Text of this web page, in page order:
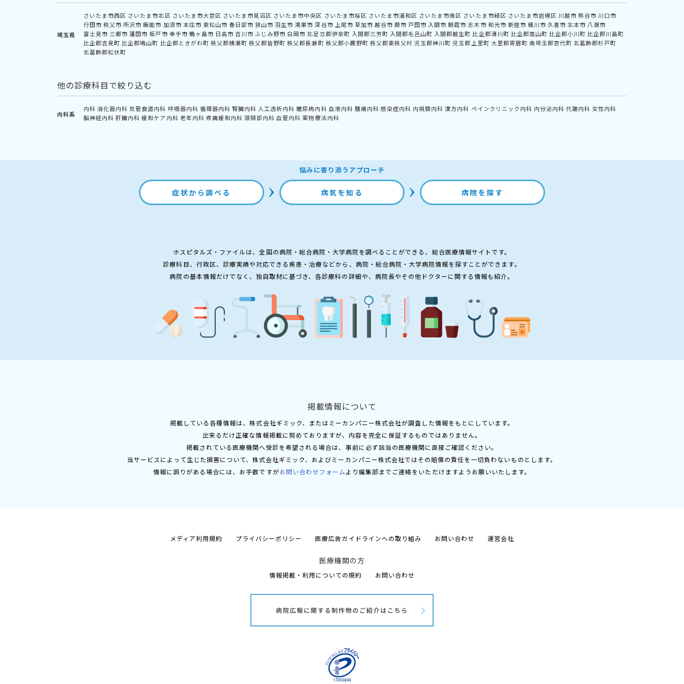
埼玉県
さいたま市西区 さいたま市北区 さいたま市大宮区 さいたま市見沼区 さいたま市中央区 さいたま市桜区 さいたま市浦和区 さいたま市南区 さいたま市緑区 さいたま市岩槻区 川越市 熊谷市 川口市
行田市 秩父市 所沢市 飯能市 加須市 本庄市 東松山市 春日部市 狭山市 羽生市 鴻巣市 深谷市 上尾市 草加市 越谷市 蕨市 戸田市 入間市 朝霞市 志木市 和光市 新座市 桶川市 久喜市 北本市 八潮市
富士見市 三郷市 蓮田市 坂戸市 幸手市 鶴ヶ島市 日高市 吉川市 ふじみ野市 白岡市 北足立郡伊奈町 入間郡三芳町 入間郡毛呂山町 入間郡越生町 比企郡滑川町 比企郡嵐山町 比企郡小川町 比企郡川島町
比企郡吉見町 比企郡鳩山町 比企郡ときがわ町 秩父郡横瀬町 秩父郡皆野町 秩父郡長瀞町 秩父郡小鹿野町 秩父郡東秩父村 児玉郡神川町 児玉郡上里町 大里郡寄居町 南埼玉郡宮代町 北葛飾郡杉戸町
北葛飾郡松伏町
他の診療科目で絞り込む
内科系
内科 消化器内科 気管食道内科 呼吸器内科 循環器内科 腎臓内科 人工透析内科 糖尿病内科 血液内科 腫瘍内科 感染症内科 内視鏡内科 漢方内科 ペインクリニック内科 内分泌内科 代謝内科 女性内科
脳神経内科 肝臓内科 緩和ケア内科 老年内科 疼痛緩和内科 頭頸部内科 血管内科 薬物療法内科
悩みに寄り添うアプローチ
症状から調べる 病気を知る 病院を探す
ホスピタルズ・ファイルは、全国の病院・総合病院・大学病院を調べることができる、総合医療情報サイトです。
診療科目、行政区、診療実績や対応できる疾患・治療などから、病院・総合病院・大学病院情報を探すことができます。
病院の基本情報だけでなく、独自取材に基づき、各診療科の詳細や、病院長やその他ドクターに関する情報も紹介。
掲載情報について
掲載している各種情報は、株式会社ギミック、またはミーカンパニー株式会社が調査した情報をもとにしています。
出来るだけ正確な情報掲載に努めておりますが、内容を完全に保証するものではありません。
掲載されている医療機関へ受診を希望される場合は、事前に必ず該当の医療機関に直接ご確認ください。
当サービスによって生じた損害について、株式会社ギミック、およびミーカンパニー株式会社ではその賠償の責任を一切負わないものとします。
情報に誤りがある場合には、お手数ですがお問い合わせフォームより編集部までご連絡をいただけますようお願いいたします。
メディア利用規約 プライバシーポリシー 医療広告ガイドラインへの取り組み お問い合わせ 運営会社
医療機関の方
情報掲載・利用についての規約 お問い合わせ